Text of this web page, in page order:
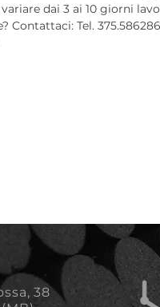
dai 3 ai 10 giorni
Contattaci: Tel.
38